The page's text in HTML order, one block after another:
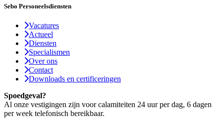
Sebo Personeelsdiensten
Vacatures
Actueel
Diensten
Specialismen
Over ons
Contact
Downloads en certificeringen
Spoedgeval?
Al onze vestigingen zijn voor calamiteiten 24 uur per dag, 6 dagen
per week telefonisch bereikbaar.